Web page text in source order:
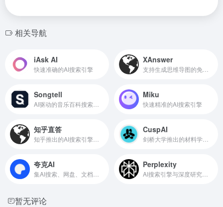
相关导航
iAsk AI
快速准确的AI搜索引擎
XAnswer
Songtell Miku
快速精准的AI搜索引擎
知乎直答 CuspAI
夸克AI Perplexity
暂无评论